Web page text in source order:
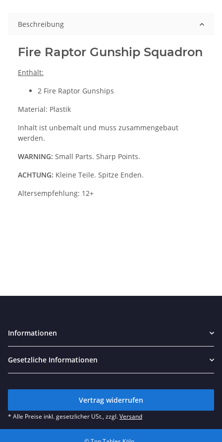
Beschreibung
Fire Raptor Gunship Squadron
Enthält:
2 Fire Raptor Gunships
Material: Plastik
Inhalt ist unbemalt und muss zusammengebaut
werden.
WARNING: Small Parts. Sharp Points.
ACHTUNG: Kleine Teile. Spitze Enden.
Altersempfehlung: 12+
Informationen
Gesetzliche Informationen
Vertrag widerrufen
* Alle Preise inkl. gesetzlicher USt., zzgl.Versand